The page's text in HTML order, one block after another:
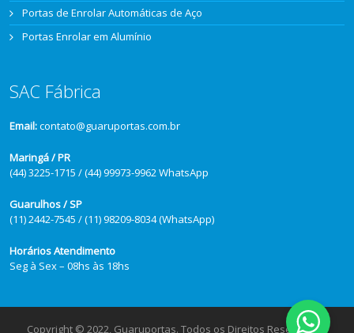
Portas de Enrolar Automáticas de Aço
Portas Enrolar em Alumínio
SAC Fábrica
Email:contato@guaruportas.com.br
Maringá / PR
(44) 3225-1715 / (44) 99973-9962 WhatsApp
Guarulhos / SP
(11) 2442-7545 / (11) 98209-8034 (WhatsApp)
Horários Atendimento
Seg à Sex – 08hs às 18hs
Copyright © 2022, Guaruportas. Todos os Direitos Reservados.